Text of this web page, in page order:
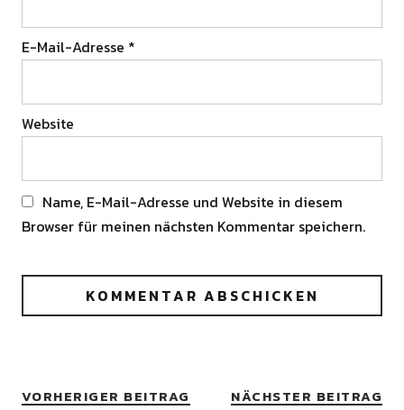
E-Mail-Adresse *
Website
Name, E-Mail-Adresse und Website in diesem
Browser für meinen nächsten Kommentar speichern.
VORHERIGER BEITRAG NÄCHSTER BEITRAG